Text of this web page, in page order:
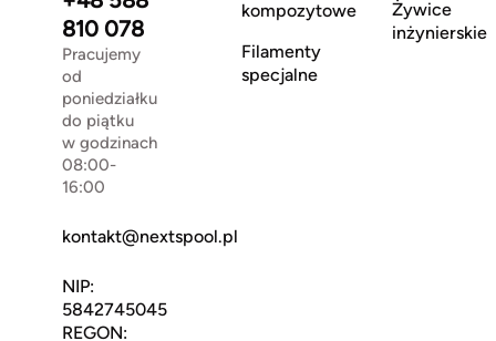
810 078
Pracujemy
od
poniedziałku
do piątku
w godzinach
08:00-
16:00
kontakt@nextspool.pl
NIP:
5842745045
REGON:
kompozytowe
Filamenty
specjalne
Żywice
inżynierskie